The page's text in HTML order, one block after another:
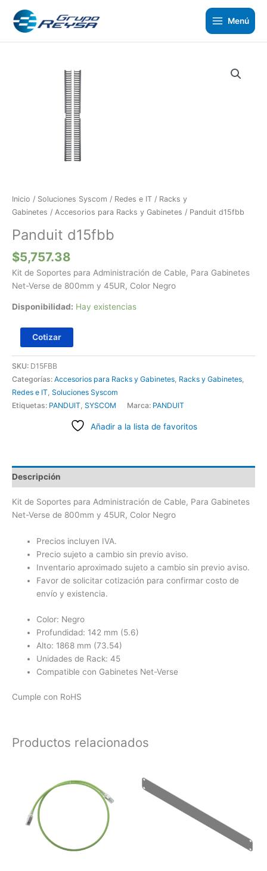
contenido
Menú
Inicio / Soluciones Syscom / Redes e IT / Racks y
Gabinetes / Accesorios para Racks y Gabinetes / Panduit d15fbb
Panduit d15fbb
$5,757.38
Kit de Soportes para Administración de Cable, Para Gabinetes
Net-Verse de 800mm y 45UR, Color Negro
Disponibilidad: Hay existencias
Cotizar
SKU: D15FBB
Categorías: Accesorios para Racks y Gabinetes, Racks y Gabinetes,
Redes e IT, Soluciones Syscom
Etiquetas: PANDUIT, SYSCOM Marca: PANDUIT
Añadir a la lista de favoritos
Descripción
Kit de Soportes para Administración de Cable, Para Gabinetes
Net-Verse de 800mm y 45UR, Color Negro
Precios incluyen IVA.
Precio sujeto a cambio sin previo aviso.
Inventario aproximado sujeto a cambio sin previo aviso.
Favor de solicitar cotización para confirmar costo de
envío y existencia.
Color: Negro
Profundidad: 142 mm (5.6)
Alto: 1868 mm (73.54)
Unidades de Rack: 45
Compatible con Gabinetes Net-Verse
Cumple con RoHS
Productos relacionados